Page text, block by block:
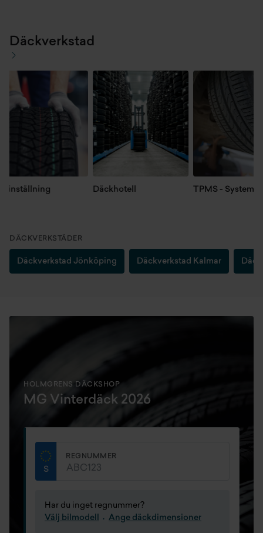
Däckverkstad
Däckhotell TPMS - System
DÄCKVERKSTÄDER
Däckverkstad Jönköping Däckverkstad Kalmar
HOLMGRENS DÄCKSHOP
MG Vinterdäck 2026
REGNUMMER
Har du inget regnummer?
Välj bilmodell
Ange däckdimensioner